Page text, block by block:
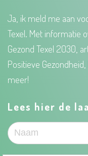
Ja, ik meld me aan
Texel. Met informatie
Gezond Texel 2030,
Positieve
meer!
Lees hier de